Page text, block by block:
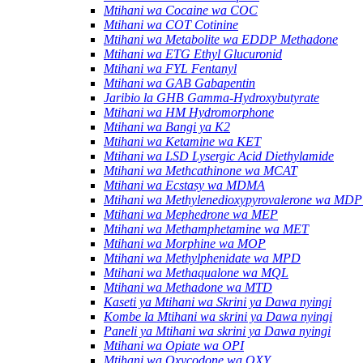
Mtihani wa Cocaine wa COC
Mtihani wa COT Cotinine
Mtihani wa Metabolite wa EDDP Methadone
Mtihani wa ETG Ethyl Glucuronid
Mtihani wa FYL Fentanyl
Mtihani wa GAB Gabapentin
Jaribio la GHB Gamma-Hydroxybutyrate
Mtihani wa HM Hydromorphone
Mtihani wa Bangi ya K2
Mtihani wa Ketamine wa KET
Mtihani wa LSD Lysergic Acid Diethylamide
Mtihani wa Methcathinone wa MCAT
Mtihani wa Ecstasy wa MDMA
Mtihani wa Methylenedioxypyrovalerone wa
Mtihani wa Mephedrone wa MEP
Mtihani wa Methamphetamine wa MET
Mtihani wa Morphine wa MOP
Mtihani wa Methylphenidate wa MPD
Mtihani wa Methaqualone wa MQL
Mtihani wa Methadone wa MTD
Kaseti ya Mtihani wa Skrini ya Dawa nyingi
Kombe la Mtihani wa skrini ya Dawa nyingi
Paneli ya Mtihani wa skrini ya Dawa nyingi
Mtihani wa Opiate wa OPI
Mtihani wa Oxycodone wa OXY